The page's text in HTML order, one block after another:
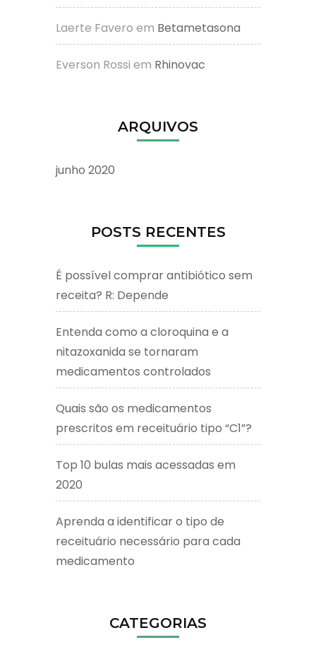
Laerte Favero em Betametasona
Everson Rossi em Rhinovac
ARQUIVOS
junho 2020
POSTS RECENTES
É possível comprar antibiótico sem
receita? R: Depende
Entenda como a cloroquina e a
nitazoxanida se tornaram
medicamentos controlados
Quais são os medicamentos
prescritos em receituário tipo “C1”?
Top 10 bulas mais acessadas em
2020
Aprenda a identificar o tipo de
receituário necessário para cada
medicamento
CATEGORIAS